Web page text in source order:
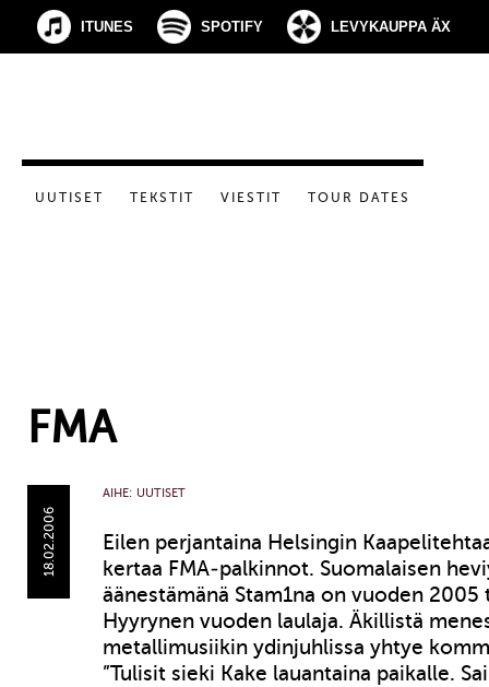
ITUNES SPOTIFY LEVYKAUPPA ÄX
UUTISET TEKSTIT VIESTIT TOUR DATES
FMA
18.02.2006
AIHE: UUTISET
Eilen perjantaina Helsingin
kertaa FMA-palkinnot. Suomalaisen
äänestämänä Stam1na on vuoden
Hyyrynen vuoden laulaja. Äkillistä
metallimusiikin ydinjuhlissa yhtye
”Tulisit sieki Kake lauantaina paikalle.